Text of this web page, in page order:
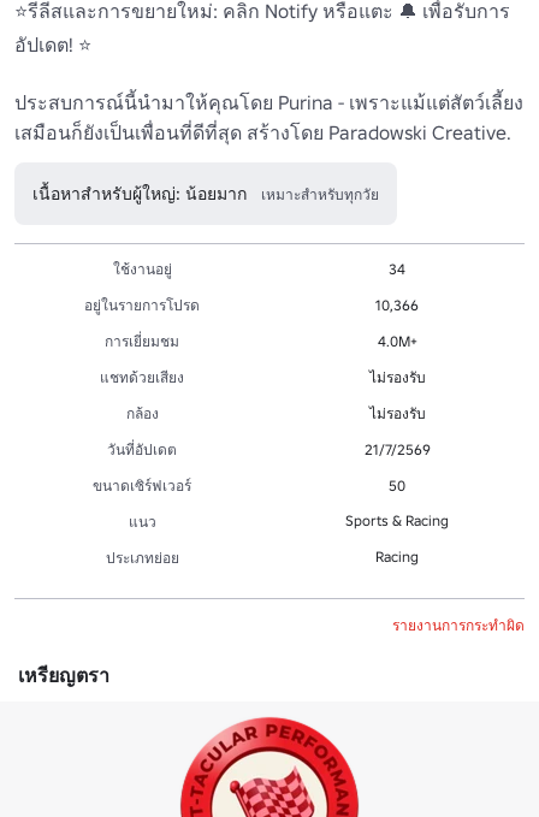
⭐รีลีสและการขยายใหม่: คลิก Notify หรือแตะ 🔔 เพื่อรับการ
อัปเดต! ⭐
ประสบการณ์นี้นำมาให้คุณโดย Purina - เพราะแม้แต่สัตว์เลี้ยง
เสมือนก็ยังเป็นเพื่อนที่ดีที่สุด สร้างโดย Paradowski Creative.
เนื้อหาสำหรับผู้ใหญ่: น้อยมาก เหมาะสำหรับทุกวัย
ใช้งานอยู่
34
อยู่ในรายการโปรด
10,366
การเยี่ยมชม
4.0M+
แชทด้วยเสียง
ไม่รองรับ
กล้อง
ไม่รองรับ
วันที่อัปเดต
21/7/2569
ขนาดเซิร์ฟเวอร์
50
แนว
Sports & Racing
ประเภทย่อย Racing
รายงานการกระทำผิด
เหรียญตรา